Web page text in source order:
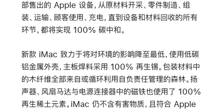
部售出的 Apple 设备，从原材料开采、零件制造、组
装、运输、顾客使用、充电，直到设备和材料回收的所有
环节，都将实现 100% 碳中和。
新款 iMac 致力于将对环境的影响降至最低，使用低碳
铝金属外壳，主板焊料采用 100% 再生锡。包装材料中
的木纤维全部来自或循环利用自负责任管理的森林。扬
声器、风扇马达与电源连接器中的磁铁也使用了 100%
再生稀土元素。iMac 仍不含有害物质，且符合 Apple